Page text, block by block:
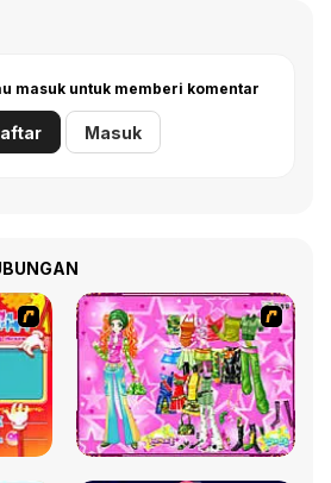
masuk untuk memberi komentar
Masuk